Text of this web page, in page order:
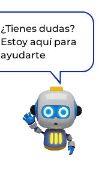
¿Tienes dudas?
Estoy aquí para
ayudarte